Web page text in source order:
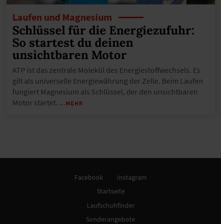
Laufen und Magnesium
Schlüssel für die Energiezufuhr:
So startest du deinen
unsichtbaren Motor
ATP ist das zentrale Molekül des Energiestoffwechsels. Es
gilt als universelle Energiewährung der Zelle. Beim Laufen
fungiert Magnesium als Schlüssel, der den unsichtbaren
Motor startet. …MEHR
Facebook
Instagram
Startseite
Laufschuhfinder
Sonderangebote